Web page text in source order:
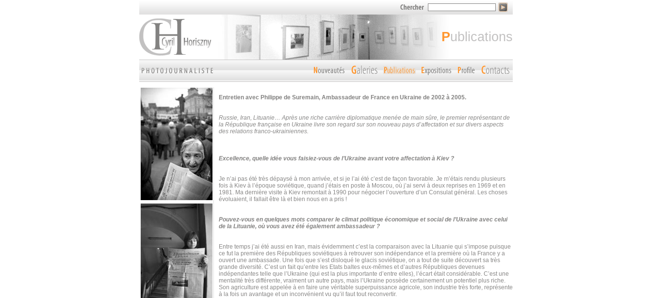
publications
Entretien avec Philippe de Suremain, Ambassadeur de France en Ukraine de 2002 à 2005.
Russie, Iran, Lituanie… Après une riche carrière diplomatique menée de main sûre, le premier représentant de
la République française en Ukraine livre son regard sur son nouveau pays d’affectation et sur divers aspects
des relations franco-ukrainiennes.
Excellence, quelle idée vous faisiez-vous de l’Ukraine avant votre affectation à Kiev ?
Je n’ai pas été très dépaysé à mon arrivée, et si je l’ai été c’est de façon favorable. Je m’étais rendu plusieurs
fois à Kiev à l’époque soviétique, quand j’étais en poste à Moscou, où j’ai servi à deux reprises en 1969 et en
1981. Ma dernière visite à Kiev remontait à 1990 pour négocier l’ouverture d’un Consulat général. Les choses
évoluaient, il fallait être là et bien nous en a pris !
Pouvez-vous en quelques mots comparer le climat politique économique et social de l’Ukraine avec celui
de la Lituanie, où vous avez été également ambassadeur ?
Entre temps j’ai été aussi en Iran, mais évidemment c’est la comparaison avec la Lituanie qui s’impose puisque
ce fut la première des Républiques soviétiques à retrouver son indépendance et la première où la France y a
ouvert une ambassade. Une fois que s’est disloqué le glacis soviétique, on a tout de suite découvert sa très
grande diversité. C’est un fait qu’entre les Etats baltes eux-mêmes et d’autres Républiques devenues
indépendantes telle que l’Ukraine (qui est la plus importante d’entre elles), l’écart était considérable. C’est une
mentalité très différente, vraiment un autre pays, mais l’Ukraine possède certainement un potentiel plus riche.
Son agriculture est appelée à en faire une véritable superpuissance agricole, son industrie très forte, représente
à la fois un avantage et un inconvénient vu qu’il faut tout reconvertir.